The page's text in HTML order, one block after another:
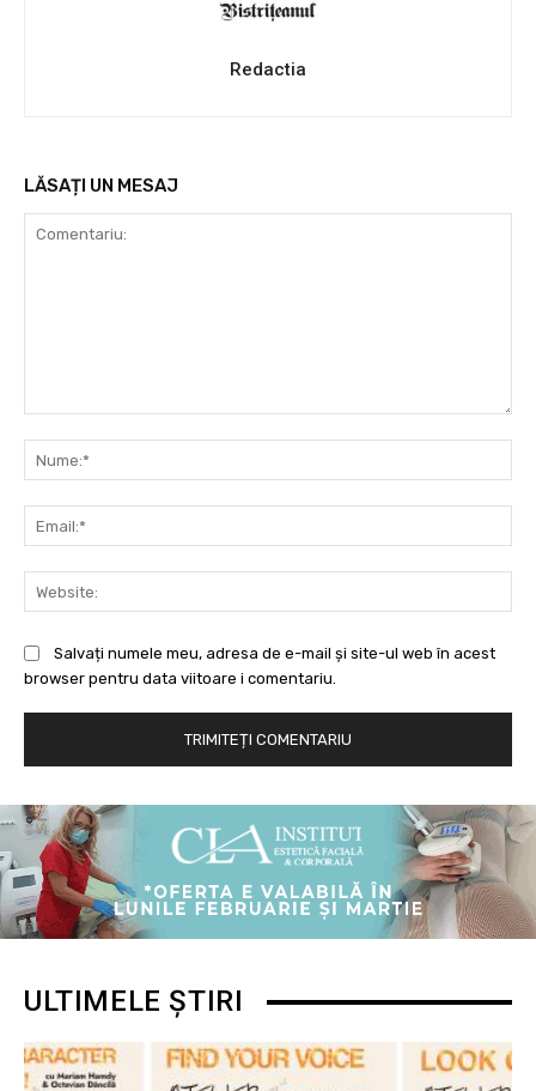
Redactia
LĂSAȚI UN MESAJ
Salvați numele meu, adresa de e-mail și site-ul web în acest
browser pentru data viitoare i comentariu.
ULTIMELE ȘTIRI